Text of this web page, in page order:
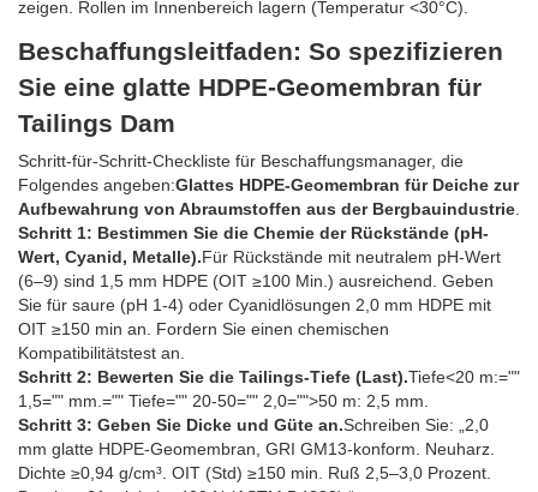
zeigen. Rollen im Innenbereich lagern (Temperatur <30°C).
Beschaffungsleitfaden: So spezifizieren
Sie eine glatte HDPE-Geomembran für
Tailings Dam
Schritt-für-Schritt-Checkliste für Beschaffungsmanager, die
Folgendes angeben:Glattes HDPE-Geomembran für Deiche zur
Aufbewahrung von Abraumstoffen aus der Bergbauindustrie
Schritt 1: Bestimmen Sie die Chemie der Rückstände (pH-
Wert, Cyanid, Metalle).Für Rückstände mit neutralem pH-Wert
(6–9) sind 1,5 mm HDPE (OIT ≥100 Min.) ausreichend. Geben
Sie für saure (pH 1-4) oder Cyanidlösungen 2,0 mm HDPE mit
OIT ≥150 min an. Fordern Sie einen chemischen
Kompatibilitätstest an.
Schritt 2: Bewerten Sie die Tailings-Tiefe (Last).Tiefe<20 m:=""
1,5="" mm.="" Tiefe="" 20-50="" 2,0="">50 m: 2,5 mm.
Schritt 3: Geben Sie Dicke und Güte an.Schreiben Sie: „2,0
mm glatte HDPE-Geomembran, GRI GM13-konform. Neuharz.
Dichte ≥0,94 g/cm³. OIT (Std) ≥150 min. Ruß 2,5–3,0 Prozent.